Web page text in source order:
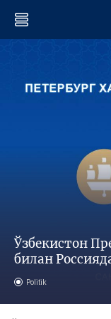
Ўзбекистон
билан
Politik